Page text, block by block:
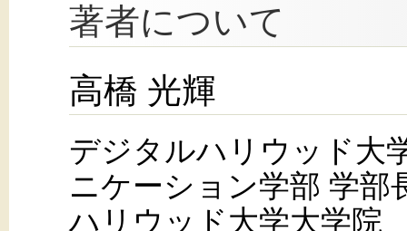
著者について
高橋 光輝
デジタルハリウッド大
ニケーション学部 学部
ハリウッド大学大学